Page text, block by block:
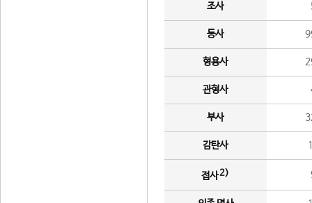
조사
동사
형용사
관형사
부사
감탄사
접사2)